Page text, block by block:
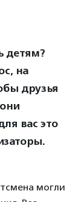
детям?
на
друзья
вас это
могли